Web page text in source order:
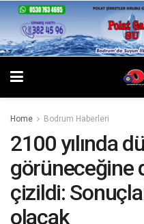
Home Bodrum Haberleri
2100 yılında
görüneceğine
çizildi:
olacak